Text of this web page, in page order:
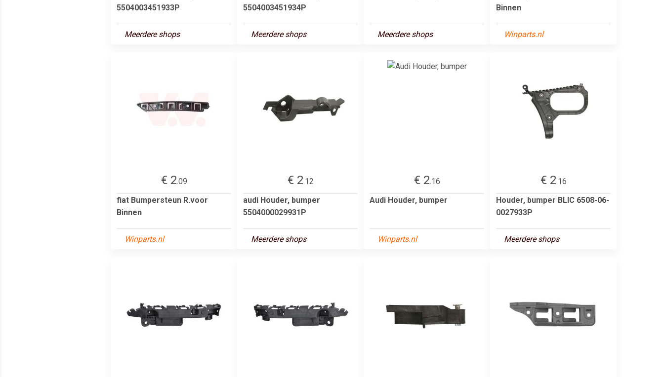
5504003451933P
Meerdere shops
5504003451934P
Meerdere shops Meerdere shops
Binnen
Winparts.nl
€ 2.09
fiat Bumpersteun R.voor
Binnen
Winparts.nl
€ 2.12
audi Houder, bumper
5504000029931P
Meerdere shops
€ 2.16
Audi Houder, bumper
Winparts.nl
€ 2.16
Houder, bumper BLIC 6508-06-
0027933P
Meerdere shops